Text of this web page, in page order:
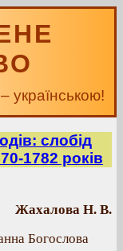
українською!
слобід
1782 років
Жахалова Н. В.
Богослова